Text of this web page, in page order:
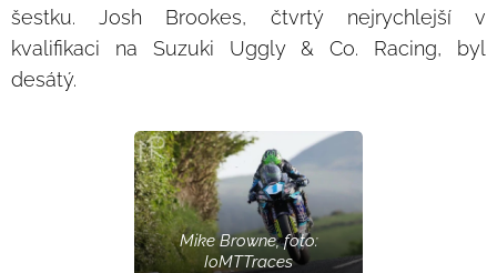
šestku. Josh Brookes, čtvrtý nejrychlejší v
kvalifikaci na Suzuki Uggly & Co. Racing, byl
desátý.
Mike Browne, foto:
IoMTTraces